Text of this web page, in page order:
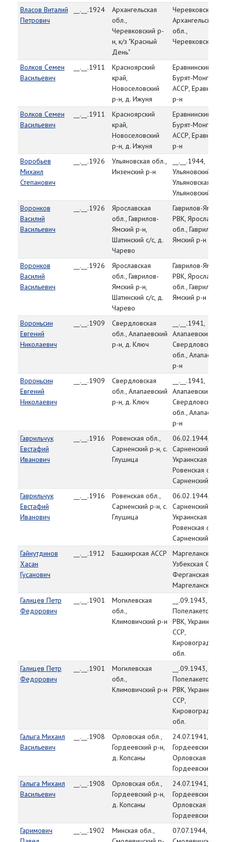
Власов Виталий
Петрович
__.__.1924
Архангельская
обл.,
Черевковский р-
н, к/з "Красный
День"
Черевковский
Архангельская
обл.,
Черевковский р-
Волков Семен
Васильевич
__.__.1911
Красноярский
край,
Новоселовский
р-н, д. Ижуня
Еравнинский РВК,
Бурят-
АССР,
р-н
Волков Семен
Васильевич
__.__.1911
Красноярский
край,
Новоселовский
р-н, д. Ижуня
Еравнинский РВК,
Бурят-
АССР,
р-н
Воробьев
Михаил
Степанович
__.__.1926
Ульяновская обл.,
Инзенский р-н
__.__.1944,
Ульяновский РВК,
Ульяновская
Ульяновский р-н
Воронков
Василий
Васильевич
__.__.1926
Ярославская
обл., Гаврилов-
Ямский р-н,
Шатинский с/с, д.
Чарево
Гаврилов-Ямский
РВК, Ярославская
обл., Гаврилов-
Ямский р-н
Воронков
Василий
Васильевич
__.__.1926
Ярославская
обл., Гаврилов-
Ямский р-н,
Шатинский с/с, д.
Чарево
Гаврилов-Ямский
РВК, Ярославская
обл., Гаврилов-
Ямский р-н
Вороньсин
Евгений
Николаевич
__.__.1909
Свердловская
обл., Алапаевский
р-н, д. Ключ
__.__.1941,
Алапаевский
Свердловская
обл.,
р-н
Вороньсин
Евгений
Николаевич
__.__.1909
Свердловская
обл., Алапаевский
р-н, д. Ключ
__.__.1941,
Алапаевский
Свердловская
обл.,
р-н
Гаврильчук
Евстафий
Иванович
__.__.1916
Ровенская обл.,
Сарненский р-н, с.
Глушица
06.02.1944,
Сарненский РВК,
Украинская ССР,
Ровенская обл.,
Сарненский р-н
Гаврильчук
Евстафий
Иванович
__.__.1916
Ровенская обл.,
Сарненский р-н, с.
Глушица
06.02.1944,
Сарненский РВК,
Украинская ССР,
Ровенская обл.,
Сарненский р-н
Гайнутдинов
Хасан
Гусанович
__.__.1912 Башкирская АССР
Маргеланский
Узбекская ССР,
Ферганская обл.,
Маргеланский р-
Галицев Петр
Федорович
__.__.1901
Могилевская
обл.,
Климовичский р-н
__.09.1943,
Попелакетский
РВК, Украинская
ССР,
Кировоградская
обл.
Галицев Петр
Федорович
__.__.1901
Могилевская
обл.,
Климовичский р-н
__.09.1943,
Попелакетский
РВК, Украинская
ССР,
Кировоградская
обл.
Галыга Михаил
Васильевич
__.__.1908
Орловская обл.,
Гордеевский р-н,
д. Копсаны
24.07.1941,
Гордеевский
Орловская обл.,
Гордеевский р-н
Галыга Михаил
Васильевич
__.__.1908
Орловская обл.,
Гордеевский р-н,
д. Копсаны
24.07.1941,
Гордеевский
Орловская обл.,
Гордеевский р-н
Гаримович
__.__.1902
Минская обл.,
07.07.1944,